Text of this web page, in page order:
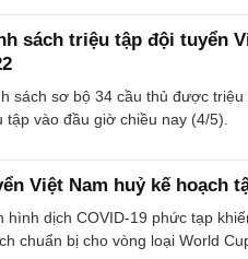
sách triệu tập đội tuyển
sách sơ bộ 34 cầu thủ được
tập vào đầu giờ chiều nay (4/5).
Việt Nam huỷ kế hoạch
hình dịch COVID-19 phức tạp
chuẩn bị cho vòng loại World